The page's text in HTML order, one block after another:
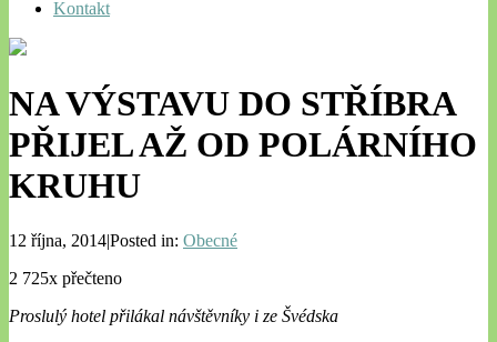
Kontakt
NA VÝSTAVU DO STŘÍBRA
PŘIJEL AŽ OD POLÁRNÍHO
KRUHU
12 října, 2014|Posted in: Obecné
2 725x přečteno
Proslulý hotel přilákal návštěvníky i ze Švédska